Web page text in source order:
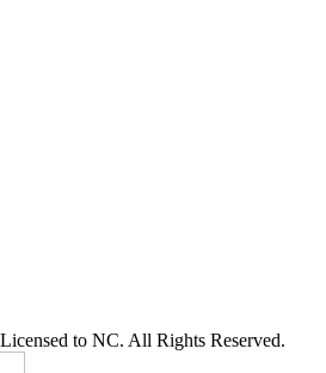
to NC. All Rights Reserved.